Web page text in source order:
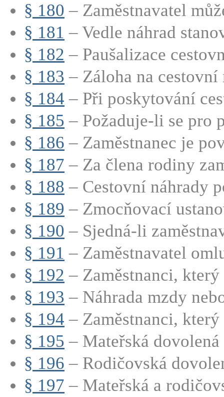
§ 180 – Zaměstnavatel
§ 181 – Vedle náhrad
§ 182 – Paušalizace
§ 183 – Záloha na cestovní
§ 184 – Při poskytování
§ 185 – Požaduje-li se pro
§ 186 – Zaměstnanec je
§ 187 – Za člena rodiny
§ 188 – Cestovní náhrady
§ 189 – Zmocňovací
§ 190 – Sjedná-li
§ 191 – Zaměstnavatel
§ 192 – Zaměstnanci,
§ 193 – Náhrada mzdy
§ 194 – Zaměstnanci,
§ 195 – Mateřská dovolená
§ 196 – Rodičovská
§ 197 – Mateřská a